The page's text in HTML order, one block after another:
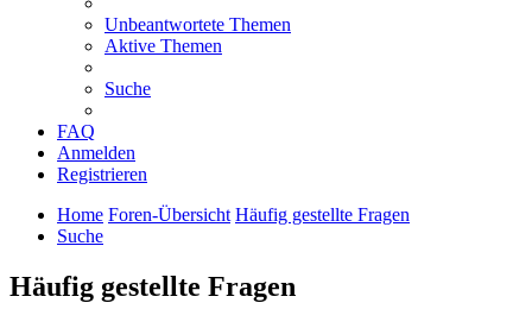
Unbeantwortete Themen
Aktive Themen
Suche
FAQ
Anmelden
Registrieren
Home Foren-Übersicht Häufig gestellte Fragen
Suche
Häufig gestellte Fragen